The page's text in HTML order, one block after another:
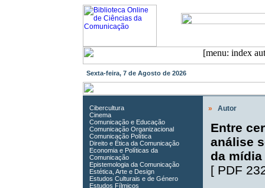
Sexta-feira, 7 de Agosto de 2026
Cibercultura
Cinema
Comunicação e Educação
Comunicação Organizacional
Comunicação Política
Direito e Ética da Comunicação
Economia e Políticas da
Comunicação
Epistemologia da Comunicação
Estética, Arte e Design
Estudos Culturais e de Género
Estudos Fílmicos
» Autor
Entre
análise
da mídia
[ PDF